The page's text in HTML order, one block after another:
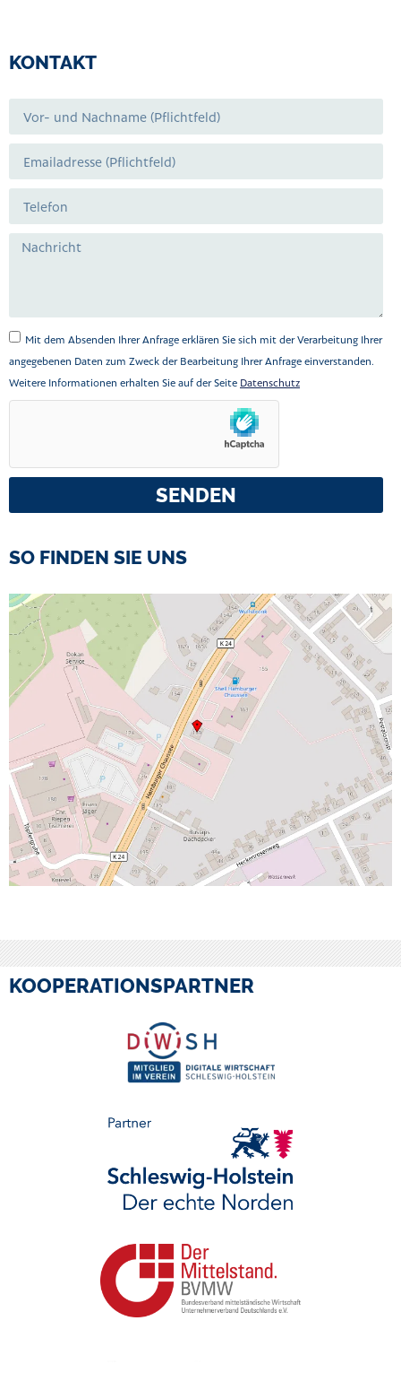
KONTAKT
Mit dem Absenden Ihrer Anfrage erklären Sie sich mit der Verarbeitung Ihrer
angegebenen Daten zum Zweck der Bearbeitung Ihrer Anfrage einverstanden.
Weitere Informationen erhalten Sie auf der Seite Datenschutz
SENDEN
SO FINDEN SIE UNS
KOOPERATIONSPARTNER